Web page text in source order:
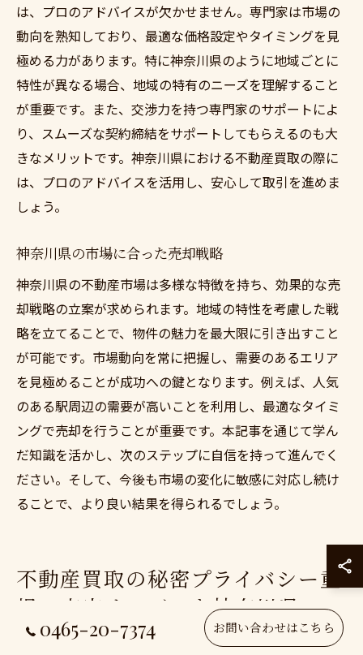
は、プロのアドバイスが欠かせません。専門家は市場の
動向を熟知しており、最適な価格設定やタイミングを見
極める力があります。特に神奈川県のように地域ごとに
特性が異なる場合、地域の特有のニーズを理解すること
が重要です。また、交渉力を持つ専門家のサポートによ
り、スムーズな契約締結をサポートしてもらえるのも大
きなメリットです。神奈川県における不動産買取の際に
は、プロのアドバイスを活用し、安心して取引を進めま
しょう。
神奈川県の市場に合った売却戦略
神奈川県の不動産市場は多様な特徴を持ち、効果的な売
却戦略の立案が求められます。地域の特性を考慮した戦
略を立てることで、物件の魅力を最大限に引き出すこと
が可能です。市場動向を常に把握し、需要のあるエリア
を見極めることが成功への鍵となります。例えば、人気
のある駅周辺の需要が高いことを利用し、最適なタイミ
ングで売却を行うことが重要です。本記事を通じて学ん
だ知識を活かし、次のステップに自信を持って進んでく
ださい。そして、今後も市場の変化に敏感に対応し続け
ることで、より良い結果を得られるでしょう。
不動産買取の秘密プライバシー重
視の査定サービスを神奈川県で
プライバシーを守る査定サービスの特徴
0465-20-7374 お問い合わせはこちら